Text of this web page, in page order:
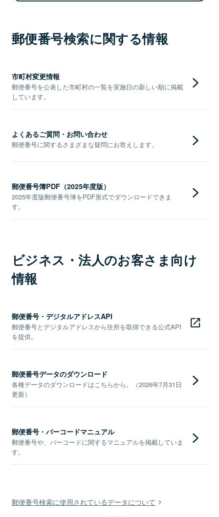
郵便番号検索に関する情報
市町村変更情報
郵便番号を公表した市町村の一覧を実施日の新しい順に掲載
しています。
よくあるご質問・お問い合わせ
郵便番号に関するさまざまな疑問にお答えします。
郵便番号簿PDF（2025年度版）
2025年度版郵便番号簿をPDF形式でダウンロードできま
す。
ビジネス・法人のお客さま向け
情報
郵便番号・デジタルアドレスAPI
郵便番号とデジタルアドレスから住所を取得できる公式API
を提供。
郵便番号データのダウンロード
各種データのダウンロードはこちらから。（2026年7月31日
更新）
郵便番号・バーコードマニュアル
郵便番号や、バーコードに関するマニュアルを掲載していま
す。
郵便番号検索に使用されているデータについて